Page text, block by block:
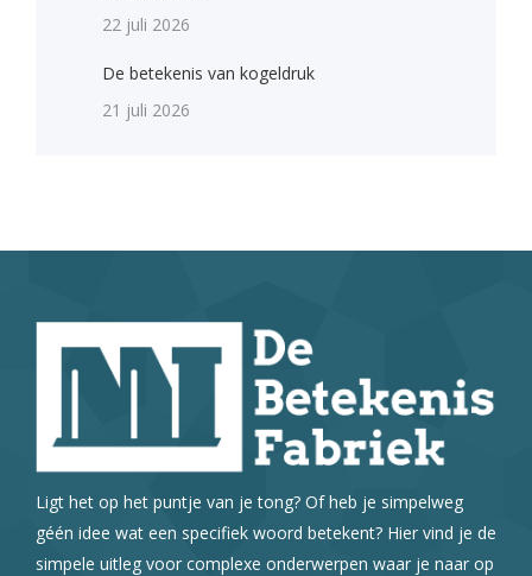
22 juli 2026
De betekenis van kogeldruk
21 juli 2026
Ligt het op het puntje van je tong? Of heb je simpelweg
géén idee wat een specifiek woord betekent? Hier vind je de
simpele uitleg voor complexe onderwerpen waar je naar op